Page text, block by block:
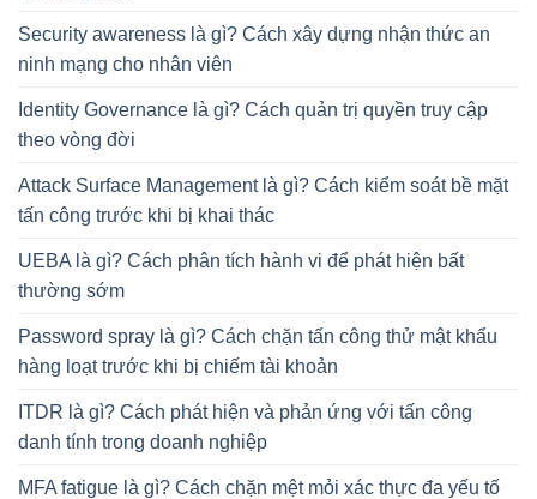
Security awareness là gì? Cách xây dựng nhận thức an
ninh mạng cho nhân viên
Identity Governance là gì? Cách quản trị quyền truy cập
theo vòng đời
Attack Surface Management là gì? Cách kiểm soát bề mặt
tấn công trước khi bị khai thác
UEBA là gì? Cách phân tích hành vi để phát hiện bất
thường sớm
Password spray là gì? Cách chặn tấn công thử mật khẩu
hàng loạt trước khi bị chiếm tài khoản
ITDR là gì? Cách phát hiện và phản ứng với tấn công
danh tính trong doanh nghiệp
MFA fatigue là gì? Cách chặn mệt mỏi xác thực đa yếu tố